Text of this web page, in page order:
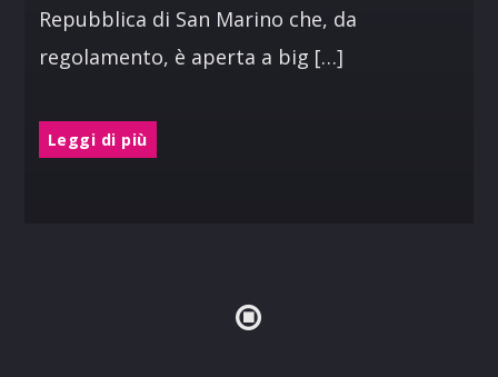
Repubblica di San Marino che, da
regolamento, è aperta a big […]
Leggi di più